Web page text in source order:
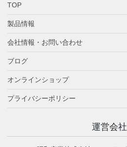
TOP
製品情報
会社情報・お問い合わせ
ブログ
オンラインショップ
プライバシーポリシー
運営会社